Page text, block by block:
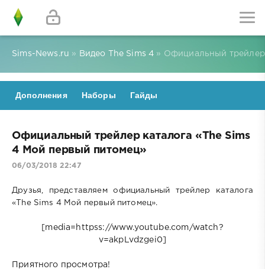
Sims-News.ru » Видео The Sims 4 » Официальный трейлер
Дополнения Наборы Гайды
Официальный трейлер каталога «The Sims
4 Мой первый питомец»
06/03/2018 22:47
Друзья, представляем официальный трейлер каталога
«The Sims 4 Мой первый питомец».
[media=httpss://www.youtube.com/watch?
v=akpLvdzgei0]
Приятного просмотра!